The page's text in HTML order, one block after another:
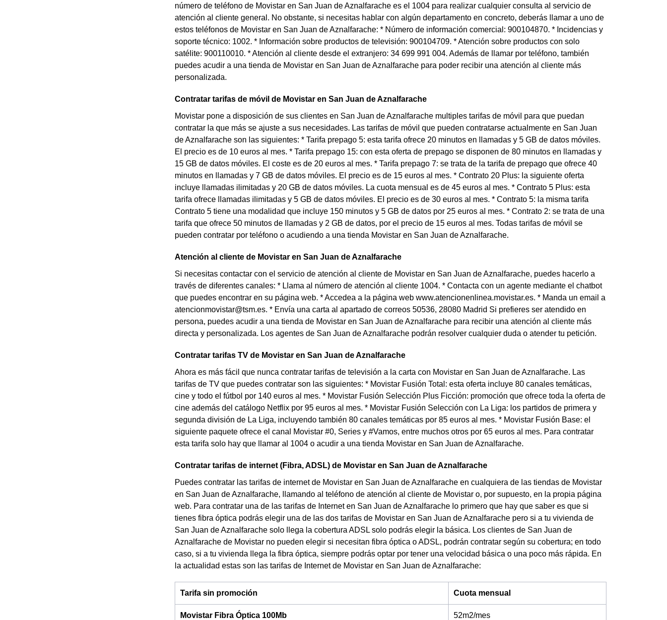
número de teléfono de Movistar en San Juan de Aznalfarache es el 1004 para realizar cualquier consulta al servicio de
atención al cliente general. No obstante, si necesitas hablar con algún departamento en concreto, deberás llamar a uno de
estos teléfonos de Movistar en San Juan de Aznalfarache: * Número de información comercial: 900104870. * Incidencias y
soporte técnico: 1002. * Información sobre productos de televisión: 900104709. * Atención sobre productos con solo
satélite: 900110010. * Atención al cliente desde el extranjero: 34 699 991 004. Además de llamar por teléfono, también
puedes acudir a una tienda de Movistar en San Juan de Aznalfarache para poder recibir una atención al cliente más
personalizada.
Contratar tarifas de móvil de Movistar en San Juan de Aznalfarache
Movistar pone a disposición de sus clientes en San Juan de Aznalfarache multiples tarifas de móvil para que puedan
contratar la que más se ajuste a sus necesidades. Las tarifas de móvil que pueden contratarse actualmente en San Juan
de Aznalfarache son las siguientes: * Tarifa prepago 5: esta tarifa ofrece 20 minutos en llamadas y 5 GB de datos móviles.
El precio es de 10 euros al mes. * Tarifa prepago 15: con esta oferta de prepago se disponen de 80 minutos en llamadas y
15 GB de datos móviles. El coste es de 20 euros al mes. * Tarifa prepago 7: se trata de la tarifa de prepago que ofrece 40
minutos en llamadas y 7 GB de datos móviles. El precio es de 15 euros al mes. * Contrato 20 Plus: la siguiente oferta
incluye llamadas ilimitadas y 20 GB de datos móviles. La cuota mensual es de 45 euros al mes. * Contrato 5 Plus: esta
tarifa ofrece llamadas ilimitadas y 5 GB de datos móviles. El precio es de 30 euros al mes. * Contrato 5: la misma tarifa
Contrato 5 tiene una modalidad que incluye 150 minutos y 5 GB de datos por 25 euros al mes. * Contrato 2: se trata de una
tarifa que ofrece 50 minutos de llamadas y 2 GB de datos, por el precio de 15 euros al mes. Todas tarifas de móvil se
pueden contratar por teléfono o acudiendo a una tienda Movistar en San Juan de Aznalfarache.
Atención al cliente de Movistar en San Juan de Aznalfarache
Si necesitas contactar con el servicio de atención al cliente de Movistar en San Juan de Aznalfarache, puedes hacerlo a
través de diferentes canales: * Llama al número de atención al cliente 1004. * Contacta con un agente mediante el chatbot
que puedes encontrar en su página web. * Accedea a la página web www.atencionenlinea.movistar.es. * Manda un email a
atencionmovistar@tsm.es. * Envía una carta al apartado de correos 50536, 28080 Madrid Si prefieres ser atendido en
persona, puedes acudir a una tienda de Movistar en San Juan de Aznalfarache para recibir una atención al cliente más
directa y personalizada. Los agentes de San Juan de Aznalfarache podrán resolver cualquier duda o atender tu petición.
Contratar tarifas TV de Movistar en San Juan de Aznalfarache
Ahora es más fácil que nunca contratar tarifas de televisión a la carta con Movistar en San Juan de Aznalfarache. Las
tarifas de TV que puedes contratar son las siguientes: * Movistar Fusión Total: esta oferta incluye 80 canales temáticas,
cine y todo el fútbol por 140 euros al mes. * Movistar Fusión Selección Plus Ficción: promoción que ofrece toda la oferta de
cine además del catálogo Netflix por 95 euros al mes. * Movistar Fusión Selección con La Liga: los partidos de primera y
segunda división de La Liga, incluyendo también 80 canales temáticas por 85 euros al mes. * Movistar Fusión Base: el
siguiente paquete ofrece el canal Movistar #0, Series y #Vamos, entre muchos otros por 65 euros al mes. Para contratar
esta tarifa solo hay que llamar al 1004 o acudir a una tienda Movistar en San Juan de Aznalfarache.
Contratar tarifas de internet (Fibra, ADSL) de Movistar en San Juan de Aznalfarache
Puedes contratar las tarifas de internet de Movistar en San Juan de Aznalfarache en cualquiera de las tiendas de Movistar
en San Juan de Aznalfarache, llamando al teléfono de atención al cliente de Movistar o, por supuesto, en la propia página
web. Para contratar una de las tarifas de Internet en San Juan de Aznalfarache lo primero que hay que saber es que si
tienes fibra óptica podrás elegir una de las dos tarifas de Movistar en San Juan de Aznalfarache pero si a tu vivienda de
San Juan de Aznalfarache solo llega la cobertura ADSL solo podrás elegir la básica. Los clientes de San Juan de
Aznalfarache de Movistar no pueden elegir si necesitan fibra óptica o ADSL, podrán contratar según su cobertura; en todo
caso, si a tu vivienda llega la fibra óptica, siempre podrás optar por tener una velocidad básica o una poco más rápida. En
la actualidad estas son las tarifas de Internet de Movistar en San Juan de Aznalfarache:
Tarifa sin promoción Cuota mensual
Movistar Fibra Óptica 100Mb 52m2/mes